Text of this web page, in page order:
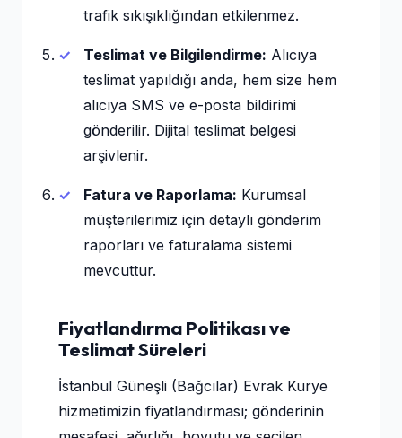
trafik sıkışıklığından etkilenmez.
Teslimat ve Bilgilendirme: Alıcıya
teslimat yapıldığı anda, hem size hem
alıcıya SMS ve e-posta bildirimi
gönderilir. Dijital teslimat belgesi
arşivlenir.
Fatura ve Raporlama: Kurumsal
müşterilerimiz için detaylı gönderim
raporları ve faturalama sistemi
mevcuttur.
Fiyatlandırma Politikası ve
Teslimat Süreleri
İstanbul Güneşli (Bağcılar) Evrak Kurye
hizmetimizin fiyatlandırması; gönderinin